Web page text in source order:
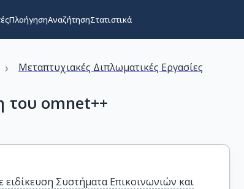
ΠλοήγησηΑναζήτησηΣτατιστικά
› Μεταπτυχιακές Διπλωματικές Εργασίες
του omnet++
Συστήματα Επικοινωνιών και